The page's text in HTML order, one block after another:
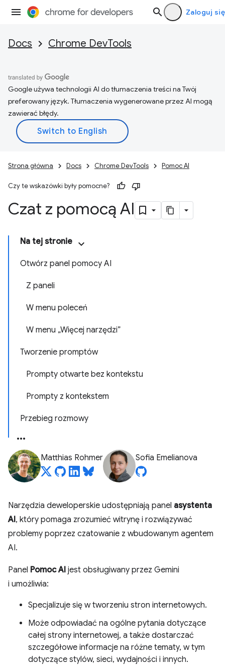
Zaloguj się
Docs Chrome DevTools
Google używa technologii AI do tłumaczenia treści na Twój
preferowany język. Tłumaczenia wygenerowane przez AI mogą
zawierać błędy.
Strona główna Docs Chrome DevTools Pomoc AI
Czy te wskazówki były pomocne?
Czat z pomocą AI
Na tej stronie
Otwórz panel pomocy AI
Z paneli
W menu poleceń
W menu „Więcej narzędzi”
Tworzenie promptów
Prompty otwarte bez kontekstu
Prompty z kontekstem
Przebieg rozmowy
Matthias Rohmer Sofia Emelianova
Narzędzia deweloperskie udostępniają panel asystenta
AI, który pomaga zrozumieć witrynę i rozwiązywać
problemy poprzez czatowanie z wbudowanym agentem
AI.
Panel Pomoc AI jest obsługiwany przez Gemini
i umożliwia:
Specjalizuje się w tworzeniu stron internetowych.
Może odpowiadać na ogólne pytania dotyczące
całej strony internetowej, a także dostarczać
szczegółowe informacje na różne tematy, w tym
dotyczące stylów, sieci, wydajności i innych.